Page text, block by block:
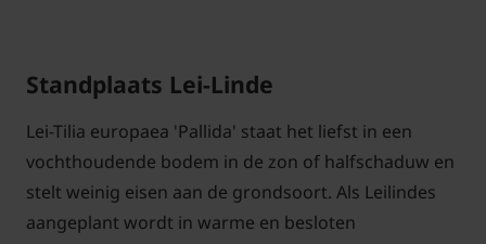
Standplaats Lei-Linde
Lei-Tilia europaea 'Pallida' staat het liefst in een
vochthoudende bodem in de zon of halfschaduw en
stelt weinig eisen aan de grondsoort. Als Leilindes
aangeplant wordt in warme en besloten